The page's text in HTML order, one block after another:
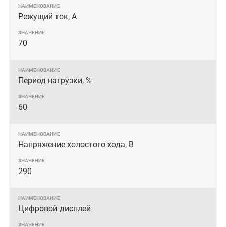
Режущий ток, А
70
Период нагрузки, %
60
Напряжение холостого хода, В
290
Цифровой дисплей